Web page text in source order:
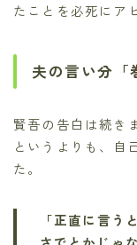
たことを必死にア
夫の言い分「
賢吾の告白は続き
というよりも、自
た。
「正直に言う